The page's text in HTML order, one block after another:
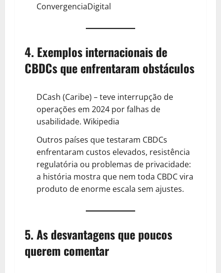
ConvergenciaDigital
4. Exemplos internacionais de
CBDCs que enfrentaram obstáculos
DCash (Caribe) – teve interrupção de
operações em 2024 por falhas de
usabilidade. Wikipedia
Outros países que testaram CBDCs
enfrentaram custos elevados, resistência
regulatória ou problemas de privacidade:
a história mostra que nem toda CBDC vira
produto de enorme escala sem ajustes.
5. As desvantagens que poucos
querem comentar